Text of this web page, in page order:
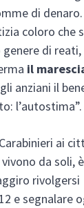
di
coloro che
di
il
anziani il
l’autostima”.
ai
da soli,
rivolgersi
e segnalare